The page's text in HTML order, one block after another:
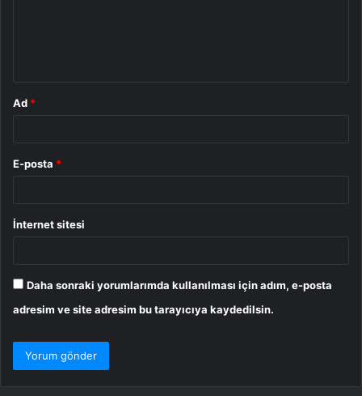
Ad *
E-posta *
İnternet sitesi
Daha sonraki yorumlarımda kullanılması için adım, e-posta
adresim ve site adresim bu tarayıcıya kaydedilsin.